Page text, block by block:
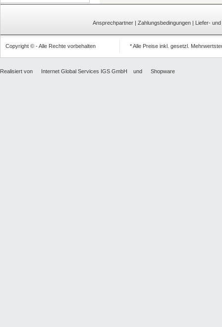
Ansprechpartner | Zahlungsbedingungen | Liefer-
Copyright © - Alle Rechte vorbehalten * Alle Preise inkl. gesetzl.
Realisiert von Internet Global Services IGS GmbH und Shopware